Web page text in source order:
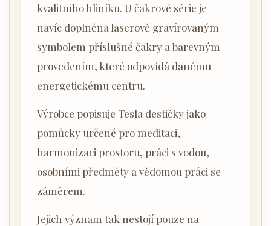
kvalitního hliníku. U čakrové série je
navíc doplněna laserově gravírovaným
symbolem příslušné čakry a barevným
provedením, které odpovídá danému
energetickému centru.
Výrobce popisuje Tesla destičky jako
pomůcky určené pro meditaci,
harmonizaci prostoru, práci s vodou,
osobními předměty a vědomou práci se
záměrem.
Jejich význam tak nestojí pouze na